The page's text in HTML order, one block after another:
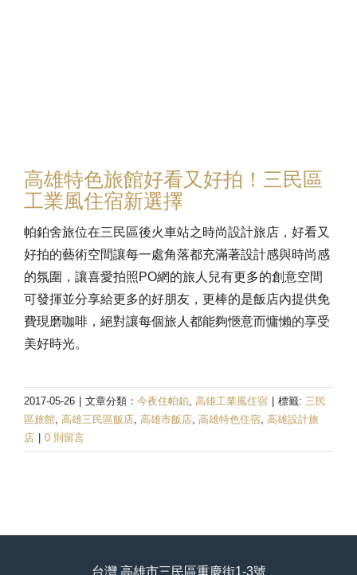
高雄特色旅館好看又好拍！三民區
工業風住宿新選擇
帕鉑舍旅位在三民區後火車站之時尚設計旅店，好看又
好拍的藝術空間讓每一處角落都充滿著設計感與時尚感
的氛圍，讓喜愛拍照PO網的旅人兒有更多的創意空間
可發揮並分享給更多的好朋友，更棒的是飯店內提供免
費現磨咖啡，絕對讓每個旅人都能夠愜意而慵懶的享受
美好時光。
2017-05-26 文章分類： 今夜住帕鉑, 高雄工業風住宿 標籤: 三民
區旅館, 高雄三民區飯店, 高雄市飯店, 高雄特色住宿, 高雄設計旅
店
0 則留言
台灣 高雄市三民區重慶街1-3號